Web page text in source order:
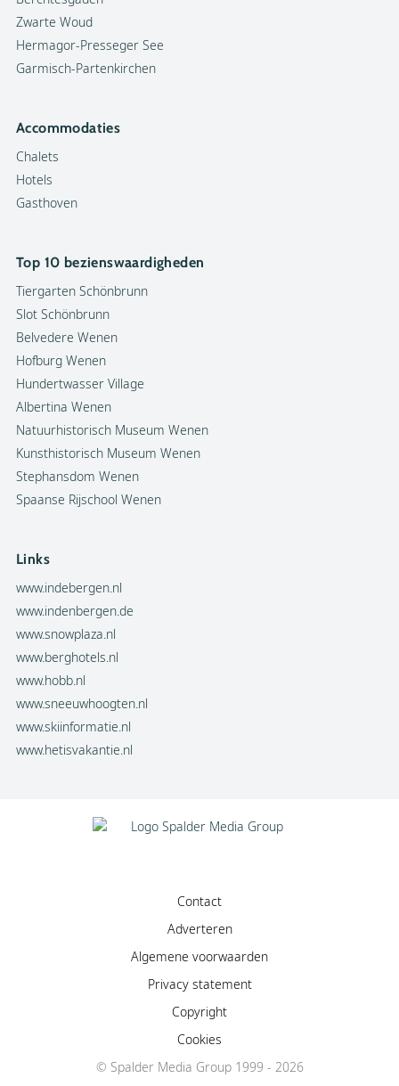
Zwarte Woud
Hermagor-Presseger See
Garmisch-Partenkirchen
Accommodaties
Chalets
Hotels
Gasthoven
Top 10 bezienswaardigheden
Tiergarten Schönbrunn
Slot Schönbrunn
Belvedere Wenen
Hofburg Wenen
Hundertwasser Village
Albertina Wenen
Natuurhistorisch Museum Wenen
Kunsthistorisch Museum Wenen
Stephansdom Wenen
Spaanse Rijschool Wenen
Links
www.indebergen.nl
www.indenbergen.de
www.snowplaza.nl
www.berghotels.nl
www.hobb.nl
www.sneeuwhoogten.nl
www.skiinformatie.nl
www.hetisvakantie.nl
Contact
Adverteren
Algemene voorwaarden
Privacy statement
Copyright
Cookies
© Spalder Media Group 1999 - 2026